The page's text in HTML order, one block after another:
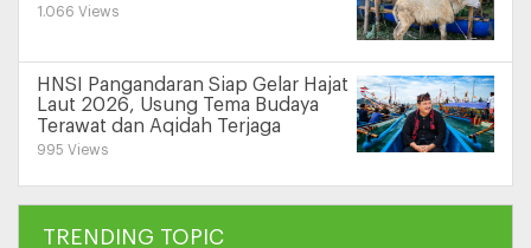
1.066 Views
HNSI Pangandaran Siap Gelar Hajat
Laut 2026, Usung Tema Budaya
Terawat dan Aqidah Terjaga
995 Views
TRENDING TOPIC